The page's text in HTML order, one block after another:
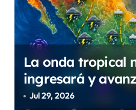
La onda tropical
ingresará y
Jul 29, 2026